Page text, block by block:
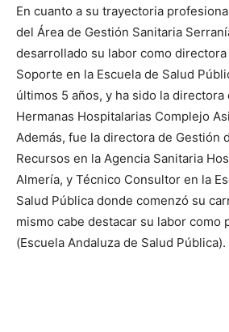
En cuanto a su trayectoria
del Área de Gestión Sanitaria
desarrollado su labor como
Soporte en la Escuela de Salud
últimos 5 años, y ha sido la directora
Hermanas Hospitalarias Complejo
Además, fue la directora de Gestión
Recursos en la Agencia Sanitaria
Almería, y Técnico Consultor en la
Salud Pública donde comenzó su
mismo cabe destacar su labor como
(Escuela Andaluza de Salud Pública).